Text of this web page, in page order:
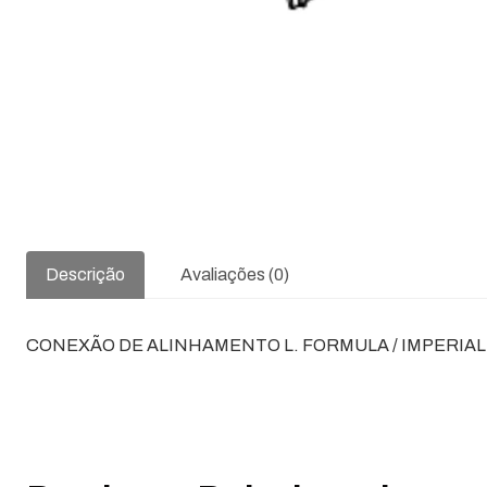
Descrição Avaliações (0)
CONEXÃO DE ALINHAMENTO L. FORMULA /